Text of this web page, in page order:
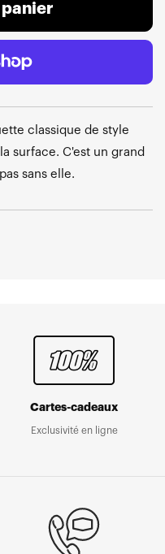
classique de style
surface. C'est un grand
sans elle.
Cartes-cadeaux
Exclusivité en ligne